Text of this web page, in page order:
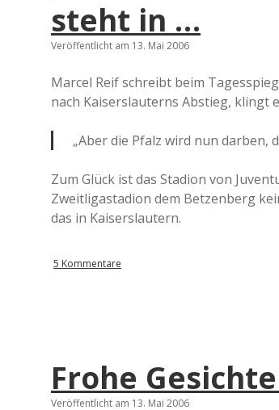
steht in …
Veröffentlicht am 13. Mai 2006
Marcel Reif schreibt beim
nach Kaiserslauterns Abstieg, klingt
„Aber die Pfalz wird nun darben,
Zum Glück ist das Stadion von
Zweitligastadion dem Betzenberg
das in Kaiserslautern.
5 Kommentare
Frohe
Veröffentlicht am 13. Mai 2006